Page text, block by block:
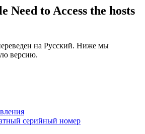
Need to Access the hosts
на Русский. Ниже мы
версию.
серийный номер